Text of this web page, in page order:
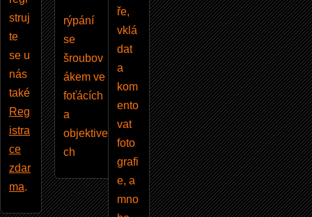
struj
te
se u
nás
také
Reg
istra
ce
zdar
ma.
rýpání
se
šroubov
ákem ve
foťácích
a
objektive
ch
ře,
vklá
dat
a
kom
ento
vat
foto
grafi
e, a
mno